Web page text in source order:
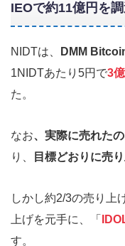
IEOで約11億円を
NIDTは、 DMM
1NIDTあたり5円で3
た。
なお、実際に売れた
り、
目標どおりに売
しかし約2/3の売り上
上げを元手に、「
す。